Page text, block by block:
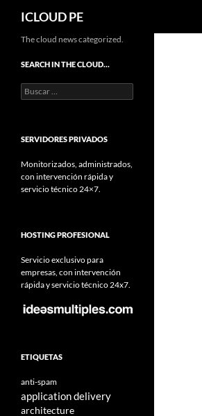
Saltar
contenido
ICLOUD PE
The cloud news categorized.
SEARCH IN THE CLOUD…
Buscar:
SERVIDORES PRIVADOS
Monitorizados, administrados,
con intervención rápida y
servicio técnico 24×7.
HOSTING PROFESIONAL
Servicio exclusivo para
empresas, con intervención
rápida y servicio técnico 24x7.
ETIQUETAS
anti-spam
application delivery
architecture